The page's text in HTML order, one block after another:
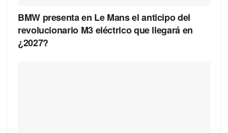
BMW presenta en Le Mans el anticipo del
revolucionario M3 eléctrico que llegará en
¿2027?